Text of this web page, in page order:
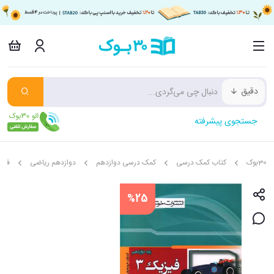
دقیق
جستجوی پیشرفته
30بوک کتاب کمک درسی کمک درسی دوازدهم دوازدهم ریاضی
%25